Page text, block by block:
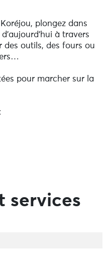
plongez dans
à travers
outils, des fours ou
pour marcher sur la
balade-patrimoine-
services